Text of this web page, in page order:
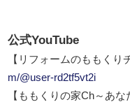
公式YouTube
【リフォームのももく
m/@user-rd2tf5vt2i
【ももくりの家Ch～あ